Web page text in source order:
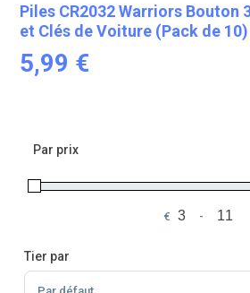
Piles CR2032 Warriors Bouton
et Clés de Voiture (Pack de 10)
5,99 €
Par prix
€ -
Tier par